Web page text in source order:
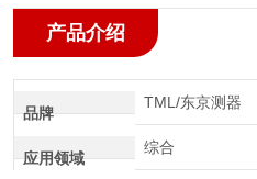
产品介绍
品牌
TML/东京测器
应用领域
综合